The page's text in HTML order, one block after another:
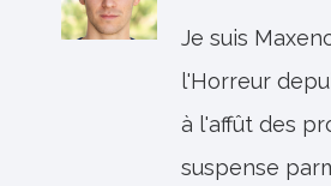
Je suis
l'Horreur
à l'affût des
suspense